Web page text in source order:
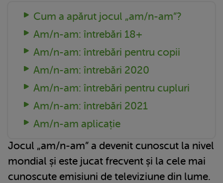
Cum a apărut jocul „am/n-am”?
Am/n-am: întrebări 18+
Am/n-am: întrebări pentru copii
Am/n-am: întrebări 2020
Am/n-am: întrebări pentru cupluri
Am/n-am: întrebări 2021
Am/n-am aplicație
Jocul „am/n-am” a devenit cunoscut la nivel
mondial și este jucat frecvent și la cele mai
cunoscute emisiuni de televiziune din lume.